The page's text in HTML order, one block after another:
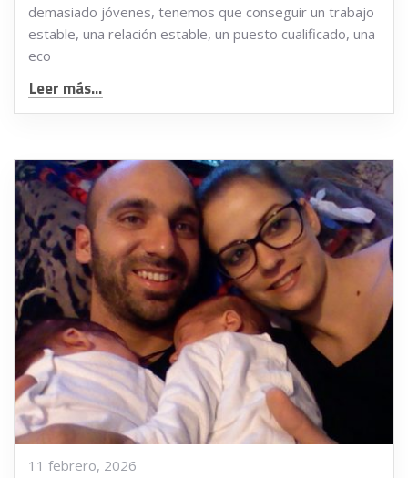
demasiado jóvenes, tenemos que conseguir un trabajo
estable, una relación estable, un puesto cualificado, una
eco
Leer más...
11 febrero, 2026